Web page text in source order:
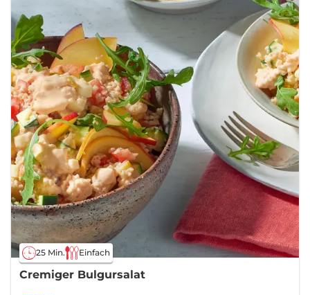
25 Min. Einfach
Cremiger Bulgursalat